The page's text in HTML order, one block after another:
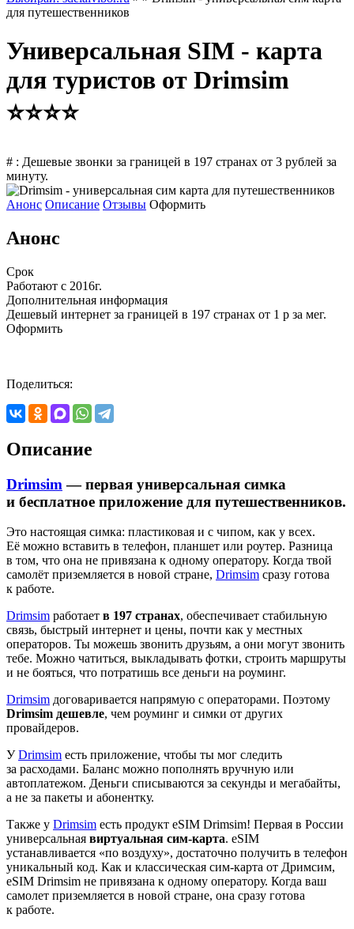
для путешественников
Универсальная SIM - карта
для туристов от Drimsim
⭐⭐⭐⭐
# : Дешевые звонки за границей в 197 странах от 3 рублей за
минуту.
Анонс Описание Отзывы Оформить
Анонс
Срок
Работают с 2016г.
Дополнительная информация
Дешевый интернет за границей в 197 странах от 1 р за мег.
Оформить
Поделиться:
Описание
Drimsim — первая универсальная симка
и бесплатное приложение для путешественников.
Это настоящая симка: пластиковая и с чипом, как у всех.
Её можно вставить в телефон, планшет или роутер. Разница
в том, что она не привязана к одному оператору. Когда твой
самолёт приземляется в новой стране, Drimsim сразу готова
к работе.
Drimsim работает в 197 странах, обеспечивает стабильную
связь, быстрый интернет и цены, почти как у местных
операторов. Ты можешь звонить друзьям, а они могут звонить
тебе. Можно чатиться, выкладывать фотки, строить маршруты
и не бояться, что потратишь все деньги на роуминг.
Drimsim договаривается напрямую с операторами. Поэтому
Drimsim дешевле, чем роуминг и симки от других
провайдеров.
УDrimsim есть приложение, чтобы ты мог следить
за расходами. Баланс можно пополнять вручную или
автоплатежом. Деньги списываются за секунды и мегабайты,
а не за пакеты и абонентку.
Также у Drimsim есть продукт eSIM Drimsim! Первая в России
универсальная виртуальная сим-карта. eSIM
устанавливается «по воздуху», достаточно получить в телефон
уникальный код. Как и классическая сим-карта от Дримсим,
eSIM Drimsim не привязана к одному оператору. Когда ваш
самолет приземляется в новой стране, она сразу готова
к работе.